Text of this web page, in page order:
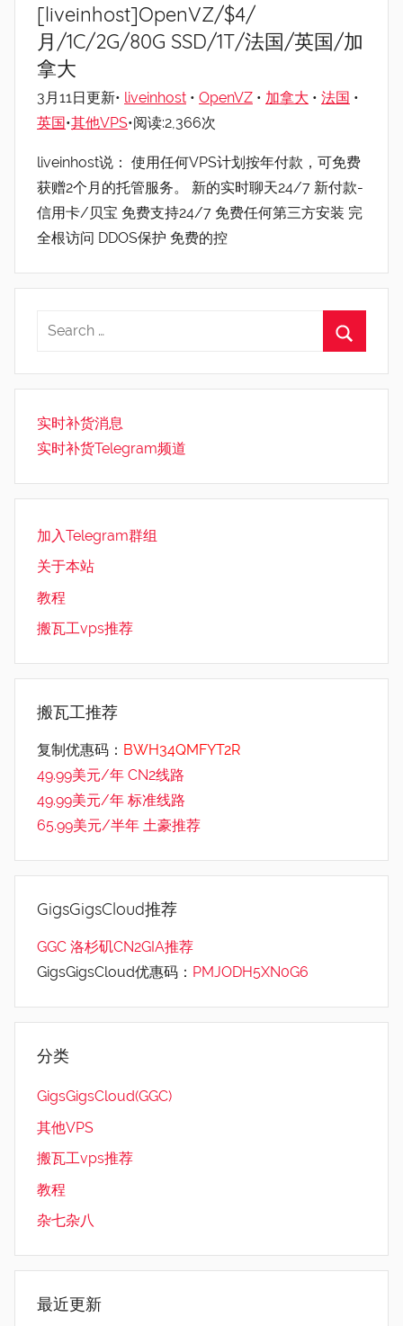
[liveinhost]OpenVZ/$4/
月/1C/2G/80G SSD/1T/法国/英国/加
拿大
3月11日更新• liveinhost • OpenVZ • 加拿大 • 法国 •
英国•其他VPS•阅读:2,366次
liveinhost说： 使用任何VPS计划按年付款，可免费
获赠2个月的托管服务。 新的实时聊天24/7 新付款-
信用卡/贝宝 免费支持24/7 免费任何第三方安装 完
全根访问 DDOS保护 免费的控
实时补货消息
实时补货Telegram频道
加入Telegram群组
关于本站
教程
搬瓦工vps推荐
搬瓦工推荐
复制优惠码： BWH34QMFYT2R
49.99美元/年 CN2线路
49.99美元/年 标准线路
65.99美元/半年 土豪推荐
GigsGigsCloud推荐
GGC 洛杉矶CN2GIA推荐
GigsGigsCloud优惠码： PMJODH5XN0G6
分类
GigsGigsCloud(GGC)
其他VPS
搬瓦工vps推荐
教程
杂七杂八
最近更新